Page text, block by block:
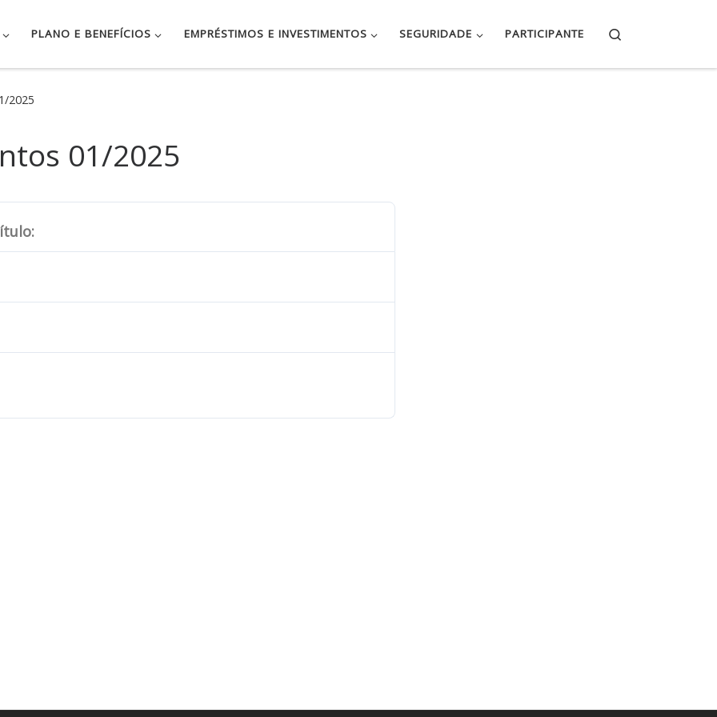
PLANO E BENEFÍCIOS EMPRÉSTIMOS E INVESTIMENTOS SEGURIDADE PARTICIPANTE
2025
01/2025